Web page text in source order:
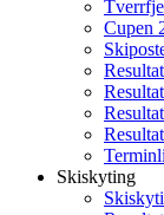
Cupen
Skiskyting